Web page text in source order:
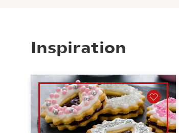
Inspiration